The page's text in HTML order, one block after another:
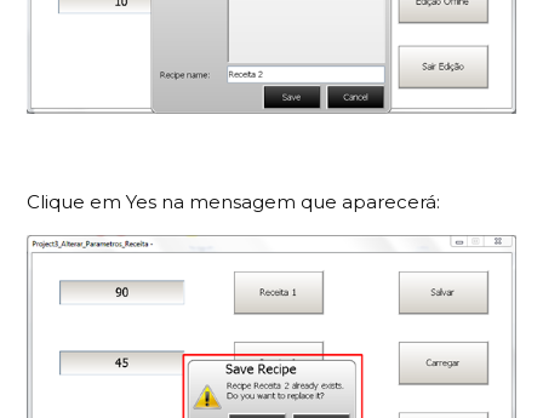
Clique em Yes na mensagem que aparecerá: